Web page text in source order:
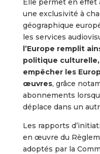
Elle permet en effet
une exclusivité à
géographique
les services
l’Europe remplit
politique
empêcher les
œuvres, grâce
abonnements
déplace dans un
Les rapports
en œuvre du
adoptés par la